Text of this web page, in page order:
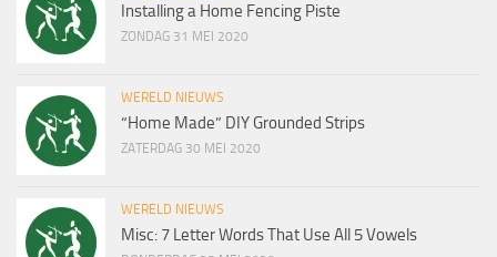
Installing a Home Fencing Piste
ZONDAG 31 MEI 2020
WERELD NIEUWS
“Home Made” DIY Grounded Strips
ZATERDAG 30 MEI 2020
WERELD NIEUWS
Misc: 7 Letter Words That Use All 5 Vowels